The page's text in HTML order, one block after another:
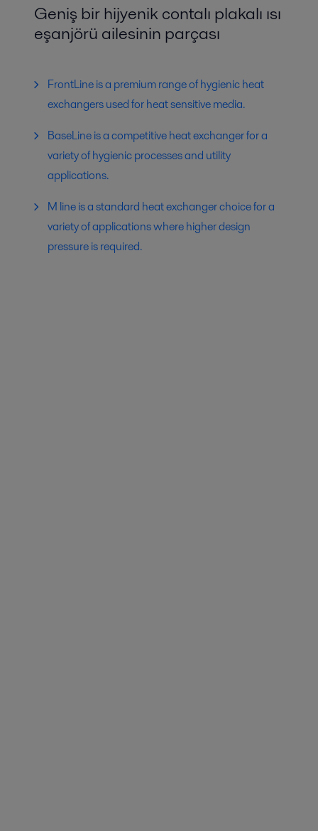
Geniş bir hijyenik contalı plakalı ısı
eşanjörü ailesinin parçası
FrontLine is a premium range of hygienic heat
exchangers used for heat sensitive media.
BaseLine is a competitive heat exchanger for a
variety of hygienic processes and utility
applications.
M line is a standard heat exchanger choice for a
variety of applications where higher design
pressure is required.